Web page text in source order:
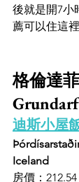
後就是開7小
薦可以住這
格倫達
迪斯小屋
Iceland
房價：